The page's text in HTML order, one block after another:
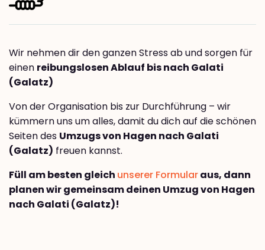
Wir nehmen dir den ganzen Stress ab und sorgen für
einen reibungslosen Ablauf bis nach Galati
(Galatz)
Von der Organisation bis zur Durchführung – wir
kümmern uns um alles, damit du dich auf die schönen
Seiten des Umzugs von Hagen nach Galati
(Galatz) freuen kannst.
Füll am besten gleich unserer Formularaus, dann
planen wir gemeinsam deinen Umzug von Hagen
nach Galati (Galatz)!